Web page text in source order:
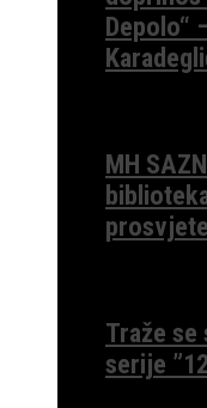
Depolo“
MH
Traže
serije